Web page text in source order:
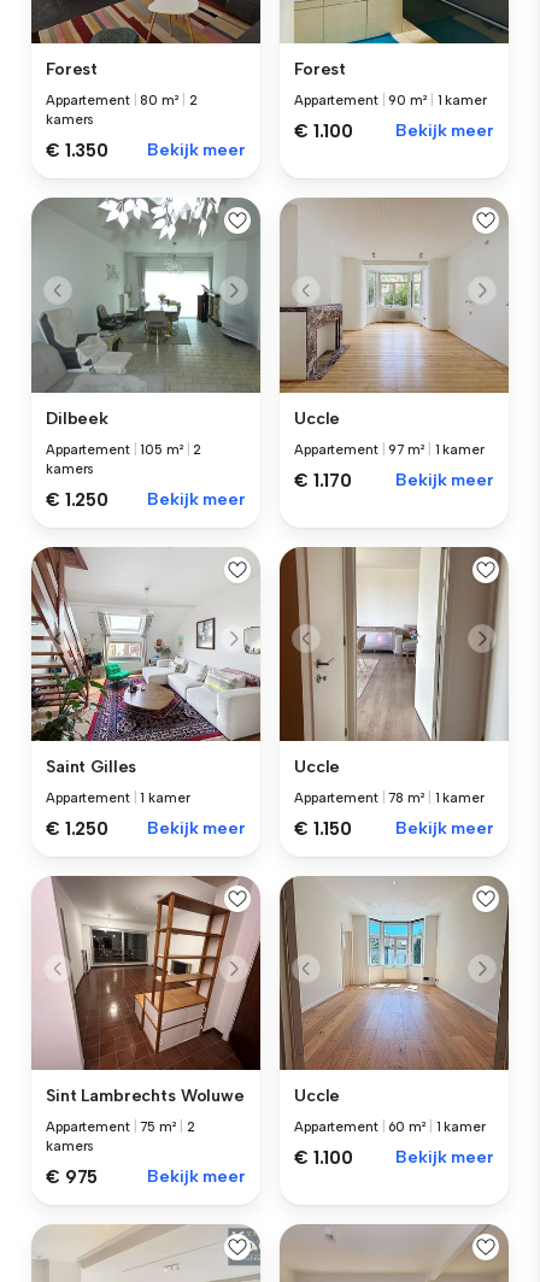
Forest
Appartement |80 m²
2
kamers
€ 1.350 Bekijk meer
Forest
Appartement |90 m² 1 kamer
€ 1.100 Bekijk meer
Dilbeek
Appartement |105 m²
2
kamers
€ 1.250 Bekijk meer
Uccle
Appartement |97 m² 1 kamer
€ 1.170 Bekijk meer
Saint Gilles
Appartement |1 kamer
€ 1.250 Bekijk meer
Uccle
Appartement |78 m² 1 kamer
€ 1.150 Bekijk meer
Sint Lambrechts Woluwe
Appartement |75 m²
2
kamers
€ 975 Bekijk meer
Uccle
Appartement 60 m² 1 kamer
€ 1.100 Bekijk meer